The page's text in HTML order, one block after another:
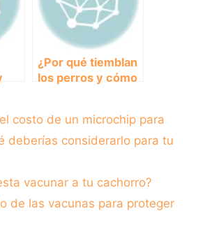
¿Por qué tiemblan
los perros y cómo
costo de un microchip para
deberías considerarlo para tu
vacunar a tu cachorro?
de las vacunas para proteger